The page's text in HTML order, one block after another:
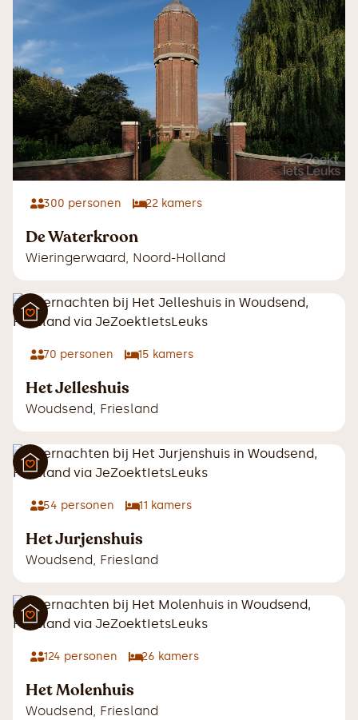
300 personen 22 kamers
De Waterkroon
Wieringerwaard, Noord-Holland
70 personen 15 kamers
Het Jelleshuis
Woudsend, Friesland
54 personen 11 kamers
Het Jurjenshuis
Woudsend, Friesland
124 personen 26 kamers
Het Molenhuis
Woudsend, Friesland